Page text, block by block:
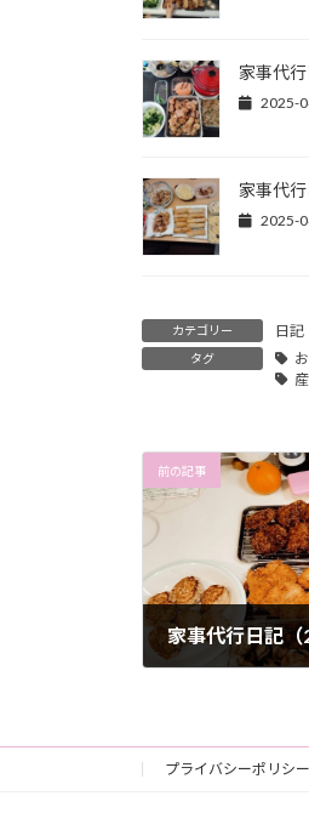
家事代
2025-
家事代行
2025-
カテゴリー 日記
タグ
前の記事
家事代行日記
プライバシーポリシー